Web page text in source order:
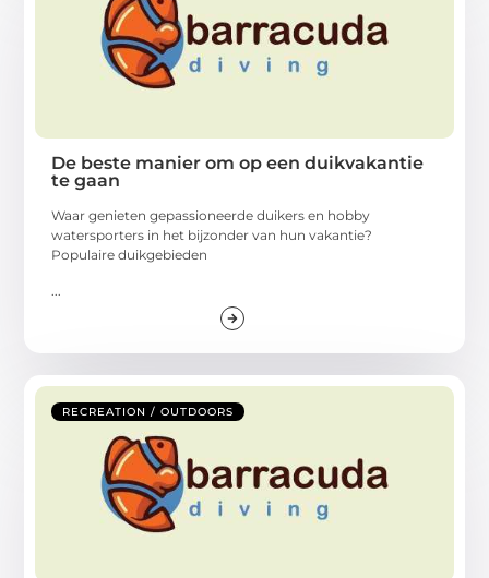
De beste manier om op een duikvakantie
te gaan
Waar genieten gepassioneerde duikers en hobby
watersporters in het bijzonder van hun vakantie?
Populaire duikgebieden
RECREATION / OUTDOORS